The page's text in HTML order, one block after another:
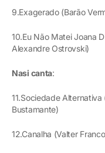
9.Exagerado (Barão
10.Eu Não Matei Joana
Alexandre Ostrovski)
Nasi canta:
11.Sociedade
Bustamante)
12.Canalha (Valter